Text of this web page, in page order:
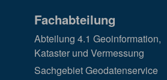
Fachabteilung
Abteilung 4.1 Geoinformation,
Kataster und Vermessung
Sachgebiet Geodatenservice